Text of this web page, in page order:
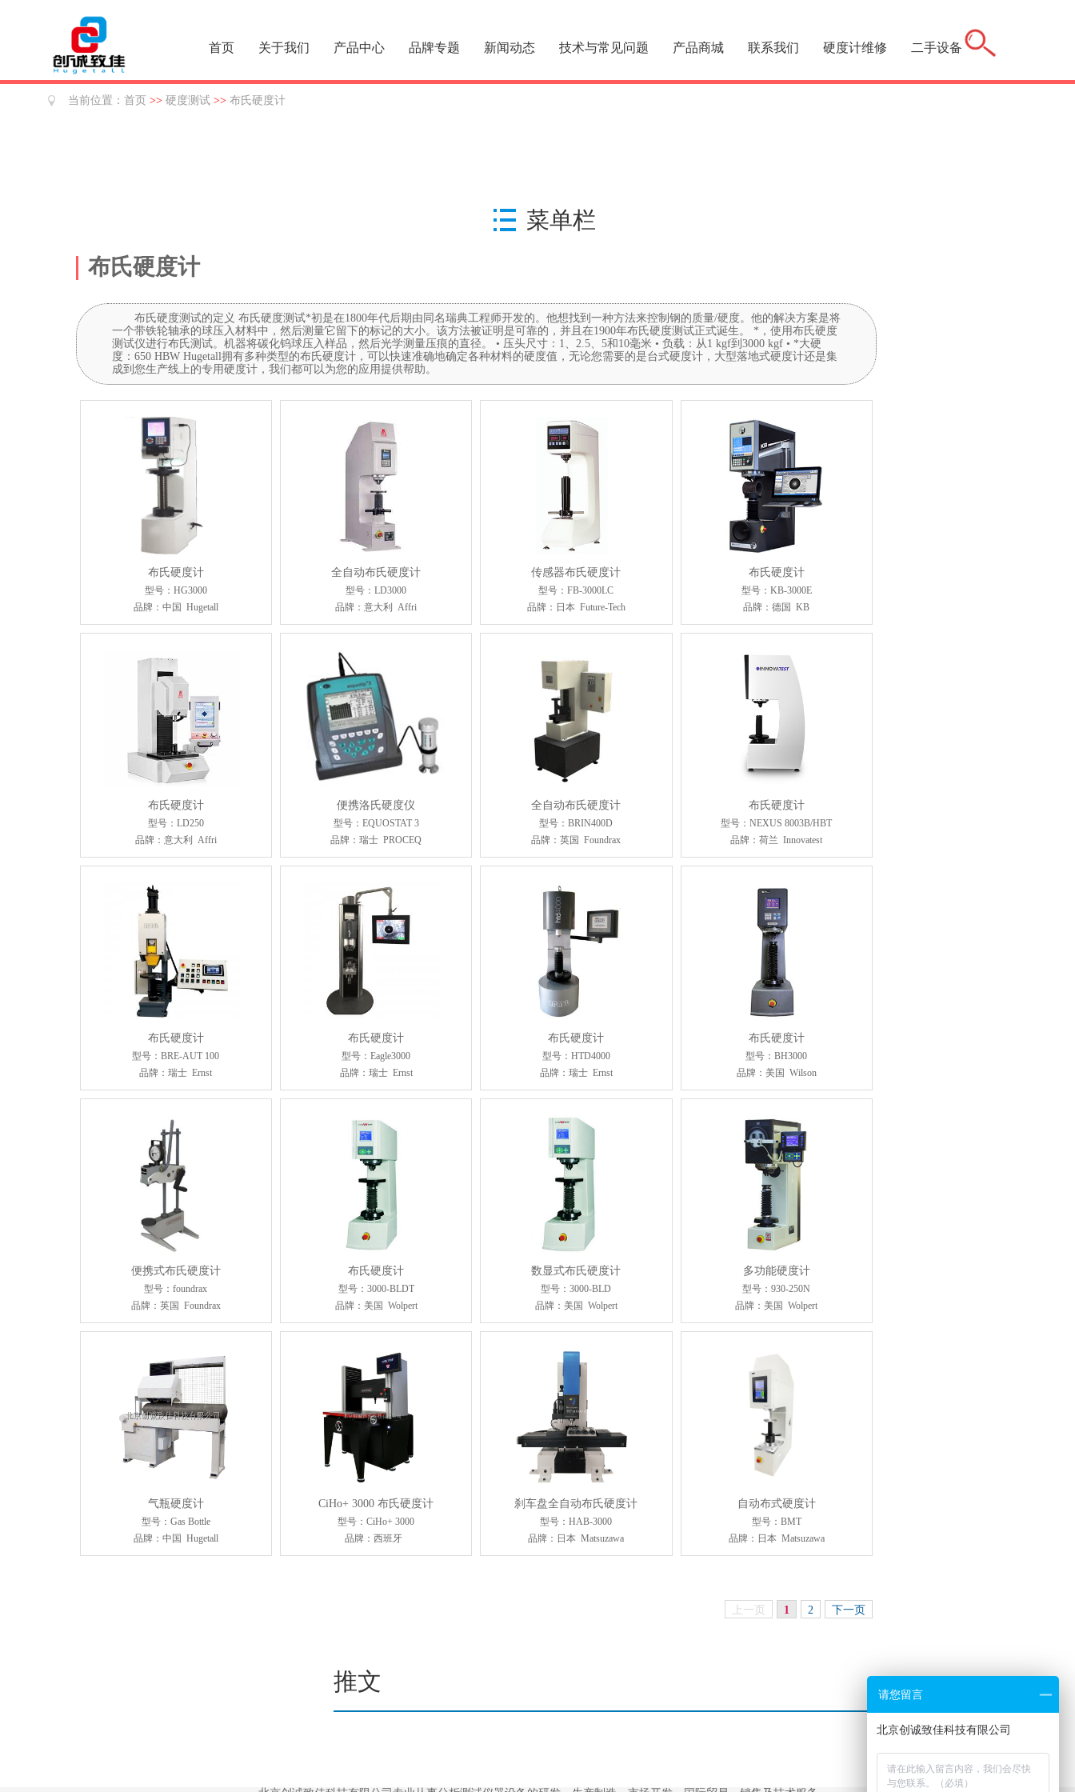
首页 关于我们 产品中心 品牌专题 新闻动态 技术与常见问题 产品商城 联系我们 硬度计维修 二手设备
当前位置： 首页 >> 硬度测试 >> 布氏硬度计
菜单栏
布氏硬度计
布氏硬度测试的定义 布氏硬度测试*初是在1800年代后期由同名瑞典工程师开发的。他想找到一种方法来控制钢的质量/硬度。他的解决方案是将
一个带铁轮轴承的球压入材料中，然后测量它留下的标记的大小。该方法被证明是可靠的，并且在1900年布氏硬度测试正式诞生。 *，使用布氏硬度
测试仪进行布氏测试。机器将碳化钨球压入样品，然后光学测量压痕的直径。 • 压头尺寸：1、2.5、5和10毫米 • 负载：从1 kgf到3000 kgf • *大硬
度：650 HBW Hugetall拥有多种类型的布氏硬度计，可以快速准确地确定各种材料的硬度值，无论您需要的是台式硬度计，大型落地式硬度计还是集
成到您生产线上的专用硬度计，我们都可以为您的应用提供帮助。
布氏硬度计
型号：HG3000
品牌：中国 Hugetall
全自动布氏硬度计
型号：LD3000
品牌：意大利 Affri
传感器布氏硬度计
型号：FB-3000LC
品牌：日本 Future-Tech
布氏硬度计
型号：KB-3000E
品牌：德国 KB
布氏硬度计
型号：LD250
品牌：意大利 Affri
便携洛氏硬度仪
型号：EQUOSTAT 3
品牌：瑞士 PROCEQ
全自动布氏硬度计
型号：BRIN400D
品牌：英国 Foundrax
布氏硬度计
型号：NEXUS 8003B/HBT
品牌：荷兰 Innovatest
布氏硬度计
型号：BRE-AUT 100
品牌：瑞士 Ernst
布氏硬度计
型号：Eagle3000
品牌：瑞士 Ernst
布氏硬度计
型号：HTD4000
品牌：瑞士 Ernst
布氏硬度计
型号：BH3000
品牌：美国 Wilson
便携式布氏硬度计
型号：foundrax
品牌：英国 Foundrax
布氏硬度计
型号：3000-BLDT
品牌：美国 Wolpert
数显式布氏硬度计
型号：3000-BLD
品牌：美国 Wolpert
多功能硬度计
型号：930-250N
品牌：美国 Wolpert
气瓶硬度计
型号：Gas Bottle
品牌：中国 Hugetall
CiHo+ 3000 布氏硬度计
型号：CiHo+ 3000
品牌：西班牙
刹车盘全自动布氏硬度计
型号：HAB-3000
品牌：日本 Matsuzawa
自动布式硬度计
型号：BMT
品牌：日本 Matsuzawa
上一页 1 2 下一页
推文 请您留言